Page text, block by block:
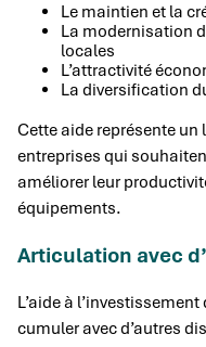
Le maintien et la
La modernisation
locales
L’attractivité
La diversification
Cette aide représente
entreprises qui
améliorer leur
équipements.
Articulation avec
L’aide à
cumuler avec d’autres